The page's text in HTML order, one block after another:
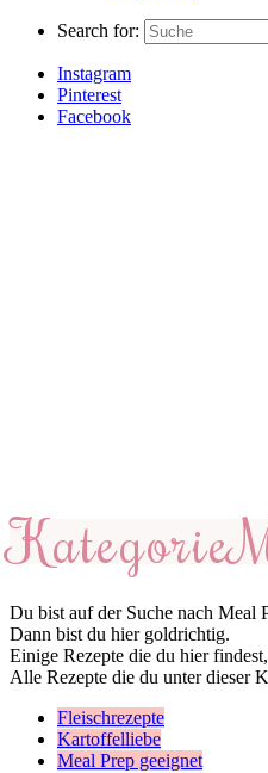
Search for:
Instagram
Pinterest
Facebook
Kategorie
Du bist auf der Suche nach Meal
Dann bist du hier goldrichtig.
Einige Rezepte die du hier
Alle Rezepte die du unter dieser
Fleischrezepte
Kartoffelliebe
Meal Prep geeignet